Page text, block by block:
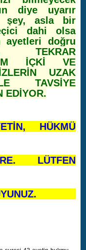
diye uyarır
şey, asla bir
dahi olsa
ayetleri doğru
TEKRAR
İÇKİ VE
UZAK
TAVSİYE
EDİYOR.
HÜKMÜ
LÜTFEN